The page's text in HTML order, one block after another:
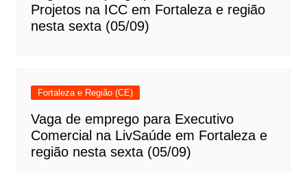
Projetos na ICC em Fortaleza e região
nesta sexta (05/09)
Fortaleza e Região (CE)
Vaga de emprego para Executivo
Comercial na LivSaúde em Fortaleza e
região nesta sexta (05/09)